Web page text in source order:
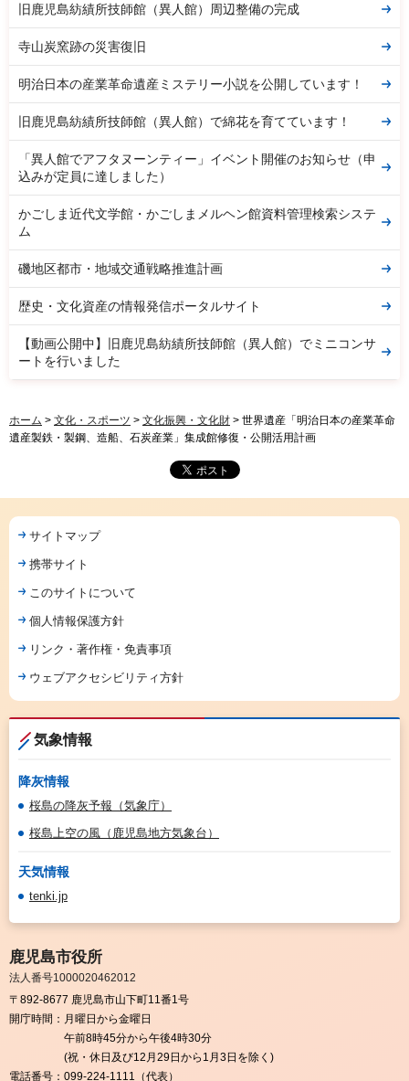
旧鹿児島紡績所技師館（異人館）周辺整備の完成
寺山炭窯跡の災害復旧
明治日本の産業革命遺産ミステリー小説を公開しています！
旧鹿児島紡績所技師館（異人館）で綿花を育てています！
「異人館でアフタヌーンティー」イベント開催のお知らせ（申
込みが定員に達しました）
かごしま近代文学館・かごしまメルヘン館資料管理検索システ
ム
磯地区都市・地域交通戦略推進計画
歴史・文化資産の情報発信ポータルサイト
【動画公開中】旧鹿児島紡績所技師館（異人館）でミニコンサ
ートを行いました
ホーム > 文化・スポーツ > 文化振興・文化財 > 世界遺産「明治日本の産業革命
遺産製鉄・製鋼、造船、石炭産業」集成館修復・公開活用計画
サイトマップ
携帯サイト
このサイトについて
個人情報保護方針
リンク・著作権・免責事項
ウェブアクセシビリティ方針
気象情報
降灰情報
桜島の降灰予報（気象庁）
桜島上空の風（鹿児島地方気象台）
天気情報
tenki.jp
鹿児島市役所
法人番号1000020462012
〒892-8677 鹿児島市山下町11番1号
開庁時間： 月曜日から金曜日
午前8時45分から午後4時30分
(祝・休日及び12月29日から1月3日を除く)
電話番号： 099-224-1111（代表）